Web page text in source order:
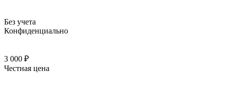
Без учета
Конфиденциально
3 000 ₽
Честная цена